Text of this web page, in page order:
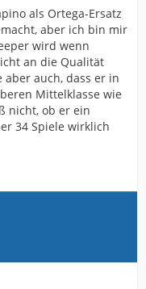
als Ortega-Ersatz
aber ich bin mir
wird wenn
an die Qualität
auch, dass er in
Mittelklasse wie
nicht, ob er ein
34 Spiele wirklich